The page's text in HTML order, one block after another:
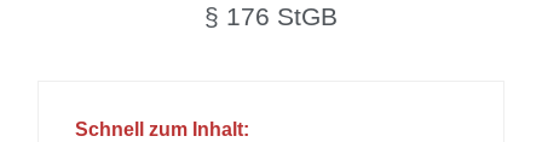
§ 176 StGB
Schnell zum Inhalt: